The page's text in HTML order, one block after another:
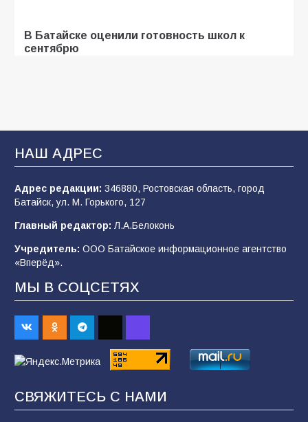
В Батайске оценили готовность школ к
сентябрю
«Мобилизация или набор?» Что на самом
деле происходит в армии России в августе
2026 года
«Пургу нести — не поля переходить»: почему
заявления о мобилизации — это
пропагандистский вброс
83 01.08.2026
заявления Киева о мобилизации — это
отчаяние, а не разведка
НАШ АДРЕС
Адрес редакции: 346880, Ростовская область, город
Батайск, ул. М. Горького, 127
Главный редактор: Л.А.Белоконь
Учредитель: ООО Батайское информационное агентство
«Вперёд».
МЫ В СОЦСЕТЯХ
СВЯЖИТЕСЬ С НАМИ